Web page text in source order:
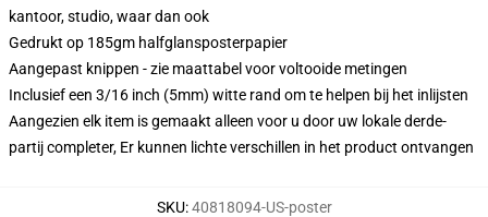
kantoor, studio, waar dan ook
Gedrukt op 185gm halfglansposterpapier
Aangepast knippen - zie maattabel voor voltooide metingen
Inclusief een 3/16 inch (5mm) witte rand om te helpen bij het inlijsten
Aangezien elk item is gemaakt alleen voor u door uw lokale derde-
partij completer, Er kunnen lichte verschillen in het product ontvangen
SKU:40818094-US-poster